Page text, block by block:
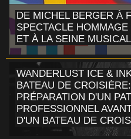
DE MICHEL BERGER À
SPECTACLE
ET À LA SEINE
WANDERLUST ICE &
BATEAU DE
PRÉPARATION D'UN
PROFESSIONNEL
D'UN BATEAU DE